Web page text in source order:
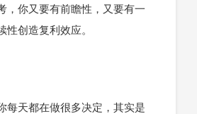
，你又要有前瞻性，又要有一
性创造复利效应。
每天都在做很多决定，其实是